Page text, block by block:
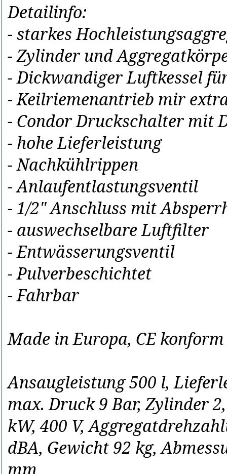
Detailinfo:
- starkes
- Zylinder und
- Dickwandiger Luftkessel
- Keilriemenantrieb mir
- Condor Druckschalter mit
- hohe Lieferleistung
- Nachkühlrippen
- Anlaufentlastungsventil
- 1/2" Anschluss mit
- auswechselbare Luftfilter
- Entwässerungsventil
- Pulverbeschichtet
- Fahrbar
Made in Europa, CE konform
Ansaugleistung 500 l,
max. Druck 9 Bar, Zylinder
kW, 400 V,
dBA, Gewicht 92 kg,
mm